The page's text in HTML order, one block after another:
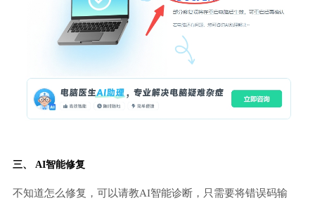
三、 AI智能修复
不知道怎么修复，可以请教AI智能诊断，只需要将错误码输